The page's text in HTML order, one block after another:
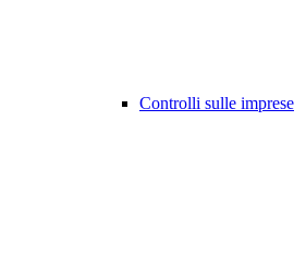
Controlli sulle imprese